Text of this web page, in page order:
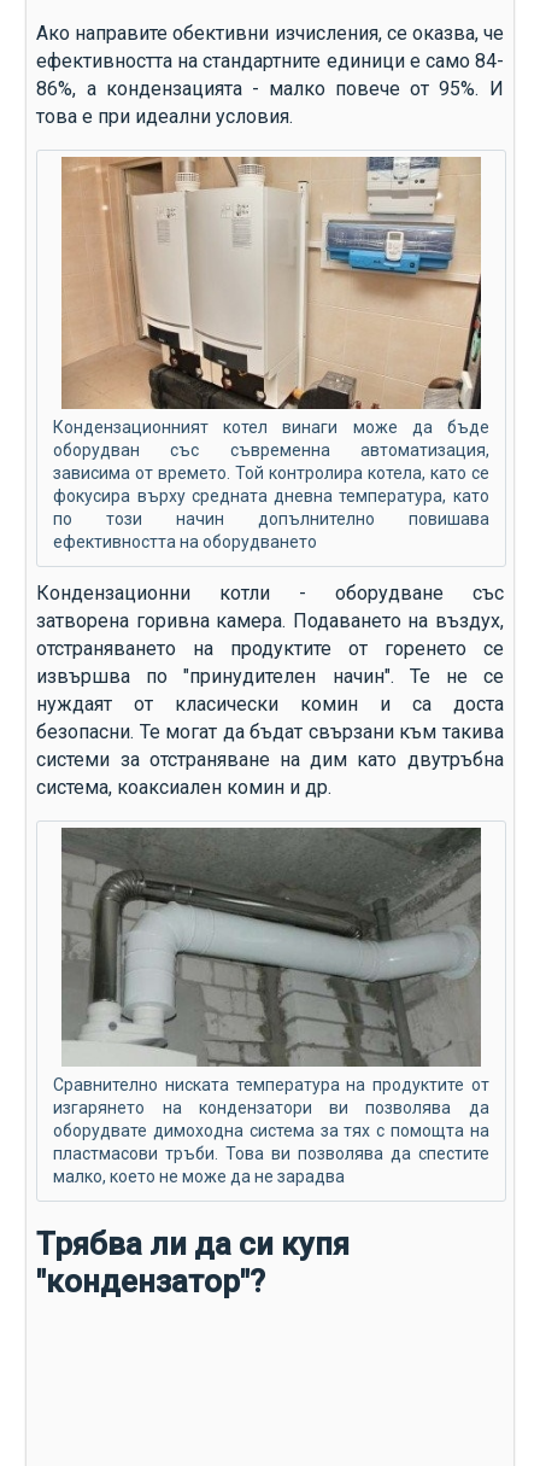
Ако направите обективни изчисления, се оказва, че
ефективността на стандартните единици е само 84-
86%, а кондензацията - малко повече от 95%. И
това е при идеални условия.
Кондензационният котел винаги може да бъде
оборудван със съвременна автоматизация,
зависима от времето. Той контролира котела, като се
фокусира върху средната дневна температура, като
по този начин допълнително повишава
ефективността на оборудването
Кондензационни котли - оборудване със
затворена горивна камера. Подаването на въздух,
отстраняването на продуктите от горенето се
извършва по "принудителен начин". Те не се
нуждаят от класически комин и са доста
безопасни. Те могат да бъдат свързани към такива
системи за отстраняване на дим като двутръбна
система, коаксиален комин и др.
Сравнително ниската температура на продуктите от
изгарянето на кондензатори ви позволява да
оборудвате димоходна система за тях с помощта на
пластмасови тръби. Това ви позволява да спестите
малко, което не може да не зарадва
Трябва ли да си купя
"кондензатор"?